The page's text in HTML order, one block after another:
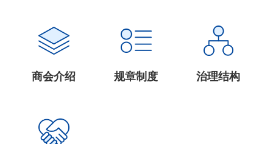
商会介绍 规章制度 治理结构